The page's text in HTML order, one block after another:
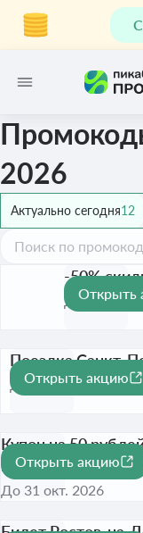
2026
Актуально сегодня12
-50%
-50%
До 31 окт.
Открыть
Поездка Санкт-
До 31 окт. 2026
Открыть акцию
Купон на 50
приложения
До 31 окт. 2026
Открыть акцию